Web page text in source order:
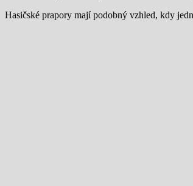
Hasičské prapory mají podobný vzhled, kdy